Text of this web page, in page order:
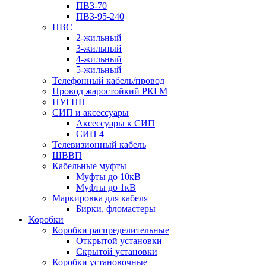
ПВ3-70
ПВ3-95-240
ПВС
2-жильный
3-жильный
4-жильный
5-жильный
Телефонный кабель/провод
Провод жаростойкий РКГМ
ПУГНП
СИП и аксессуары
Аксессуары к СИП
СИП 4
Телевизионный кабель
ШВВП
Кабельные муфты
Муфты до 10кВ
Муфты до 1кВ
Маркировка для кабеля
Бирки, фломастеры
Коробки
Коробки распределительные
Открытой установки
Скрытой установки
Коробки установочные